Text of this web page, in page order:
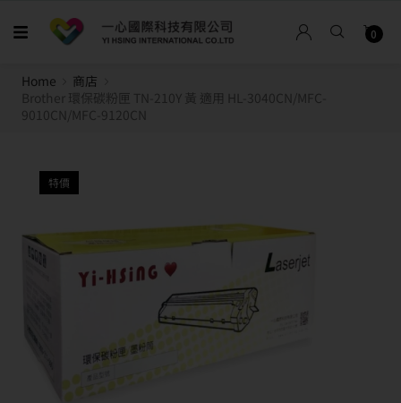
0
Home
商店
Brother 環保碳粉匣 TN-210Y 黃 適用 HL-3040CN/MFC-
9010CN/MFC-9120CN
特價